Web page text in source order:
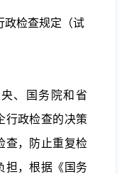
政检查规定（试
、国务院和省
行政检查的决策
查，防止重复检
担，根据《国务